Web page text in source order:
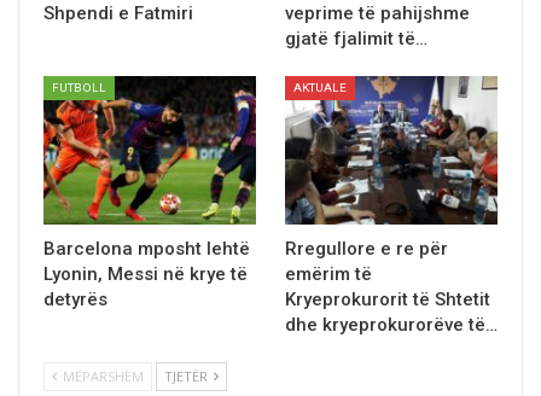
Shpendi e Fatmiri
veprime të pahijshme
gjatë fjalimit të…
FUTBOLL
Barcelona mposht lehtë
Lyonin, Messi në krye të
detyrës
AKTUALE
Rregullore e re për
emërim të
Kryeprokurorit të Shtetit
dhe kryeprokurorëve të…
MËPARSHËM TJETËR